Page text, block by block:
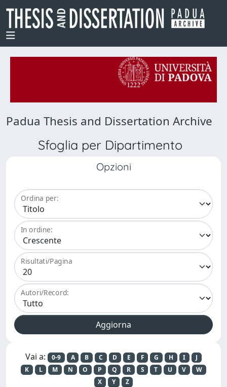
Padua Thesis and Dissertation Archive
Sfoglia per Dipartimento
Opzioni
Ordina per:
In ordine:
Risultati/Pagina
Autori/Record:
Vai a: 0-9 A B C D E F G H I
J
K
L M N O P Q R S T U V
W
X
Y Z